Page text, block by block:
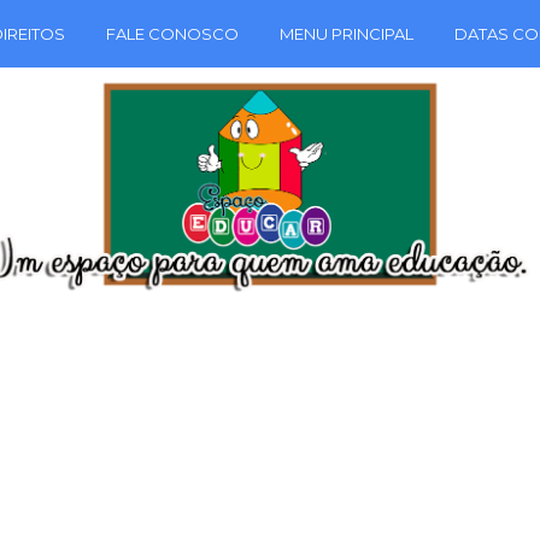
FALE CONOSCO MENU PRINCIPAL DATAS